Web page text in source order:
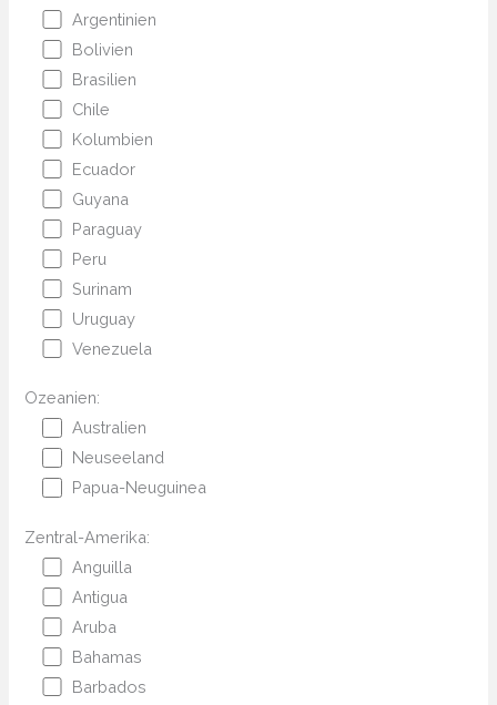
Argentinien
Bolivien
Brasilien
Chile
Kolumbien
Ecuador
Guyana
Paraguay
Peru
Surinam
Uruguay
Venezuela
Ozeanien:
Australien
Neuseeland
Papua-Neuguinea
Zentral-Amerika:
Anguilla
Antigua
Aruba
Bahamas
Barbados